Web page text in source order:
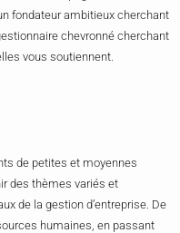
fondateur ambitieux cherchant
chevronné cherchant
vous soutiennent.
de petites et moyennes
des thèmes variés et
de la gestion d’entreprise. De
humaines, en passant